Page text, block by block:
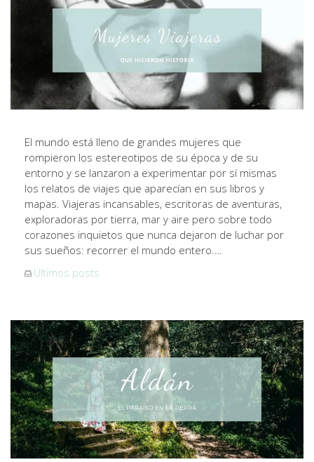
El mundo está lleno de grandes mujeres que
rompieron los estereotipos de su época y de su
entorno y se lanzaron a experimentar por sí mismas
los relatos de viajes que aparecían en sus libros y
mapas. Viajeras incansables, escritoras de aventuras,
exploradoras por tierra, mar y aire pero sobre todo
corazones inquietos que nunca dejaron de luchar por
sus sueños: recorrer el mundo entero.…
Últimos posts